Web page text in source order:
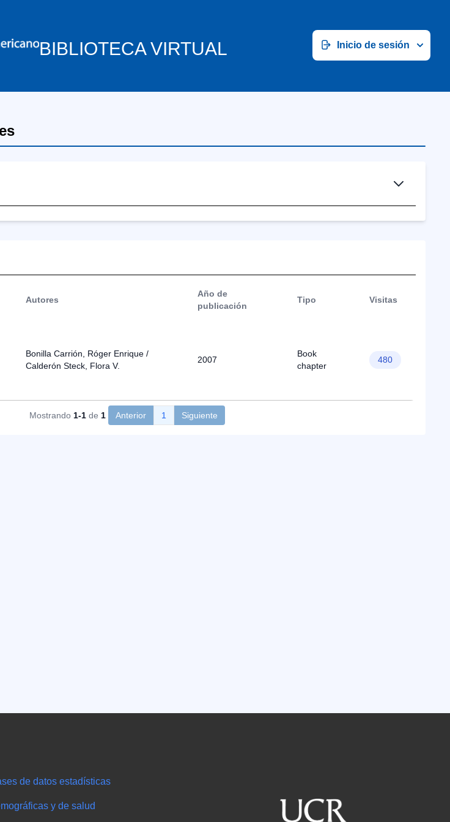
BIBLIOTECA VIRTUAL Inicio de sesión
Autores
Año de
publicación
Tipo Visitas
Bonilla Carrión, Róger Enrique /
Calderón Steck, Flora V.
2007
Book
chapter
480
Mostrando 1-1 de 1 Anterior 1 Siguiente
de datos estadísticas
y de salud